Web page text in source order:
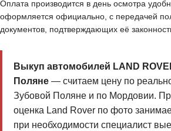
Оплата производится в день осмотра
оформляется официально, с передачей
документов, подтверждающих её
Выкуп автомобилей LAND
Поляне— считаем цену по
Зубовой Поляне и по Мордовии.
оценка Land Rover по фото
при необходимости специалист